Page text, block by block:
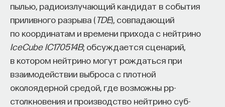
пылью, радиоизлучающий кандидат в события
приливного разрыва (TDE), совпадающий
по координатам и времени прихода с нейтрино
IceCube IC170514B; обсуждается сценарий,
в котором нейтрино могут рождаться при
взаимодействии выброса с плотной
околоядерной средой, где возможны pp-
столкновения и производство нейтрино суб-